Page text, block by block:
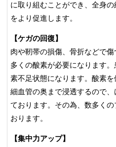
に取り組むことができ、全身
をより促進します。
【ケガの回復】
肉や靭帯の損傷、骨折などで
多くの酸素が必要になります
素不足状態になります。酸素
細血管の奥まで浸透するので
ております。その為、数多く
おります。
【集中力アップ】